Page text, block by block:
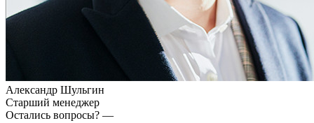
Александр Шульгин
Старший менеджер
Остались вопросы? —